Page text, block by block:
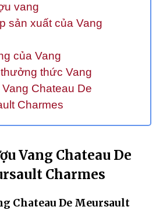
vang
sản xuất của Vang
của Vang
thức Vang
Chateau De
Charmes
Vang Chateau De
Charmes
Chateau De Meursault